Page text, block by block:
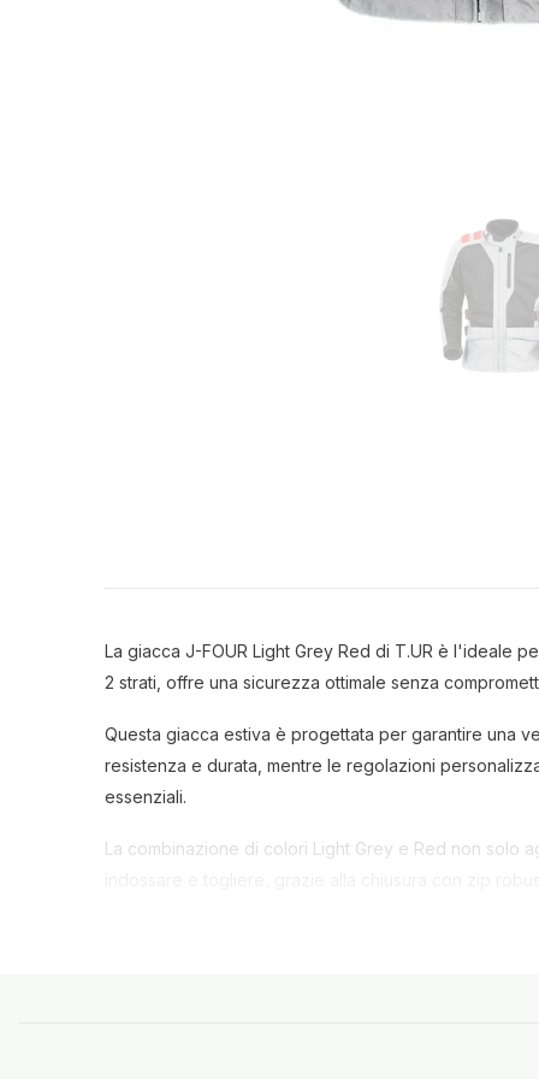
La giacca J-FOUR Light Grey Red di T.UR è l'ideale
2 strati, offre una sicurezza ottimale senza
Questa giacca estiva è progettata per garantire una
resistenza e durata, mentre le regolazioni
essenziali.
La combinazione di colori Light Grey e Red non solo
indossare e togliere, grazie alla chiusura con zip
Manutenzione semplice: basta seguire le istruzioni